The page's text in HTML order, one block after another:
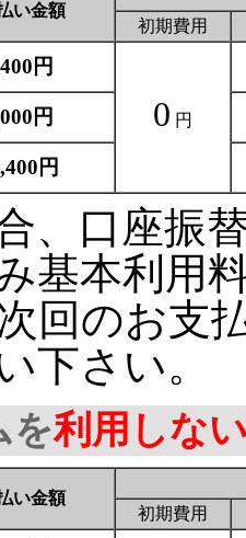
い金額
初期費用
円
0 円
円
円
、口座振
基本利用
回のお支
下さい。
を利用しな
い金額
初期費用